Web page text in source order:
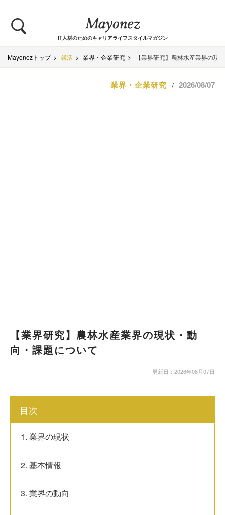
IT人材のためのキャリアライフスタイルマガジン
Mayonezトップ 就活 業界・企業研究 【業界研究】農林水産業界の現
業界・企業研究 / 2026/08/07
【業界研究】農林水産業界の現状・動
向・課題について
更新日：2026年08月07日
目次
1. 業界の現状
2. 基本情報
3. 業界の動向